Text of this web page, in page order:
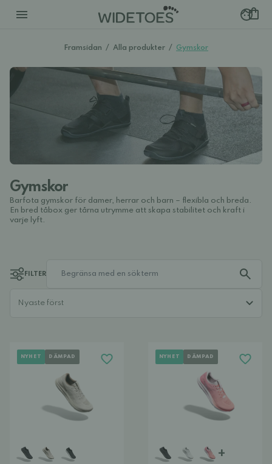
Framsidan / Alla produkter / Gymskor
Gymskor
Barfota gymskor för damer, herrar och barn – flexibla och breda.
En bred tåbox ger tårna utrymme att skapa stabilitet och kraft i
varje lyft.
FILTER
NYHET DÄMPAD
+
NYHET DÄMPAD